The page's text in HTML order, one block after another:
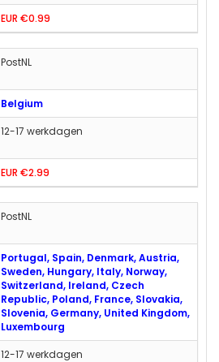
EUR €0.99
PostNL
Belgium
12-17 werkdagen
EUR €2.99
PostNL
Portugal, Spain, Denmark, Austria,
Sweden, Hungary, Italy, Norway,
Switzerland, Ireland, Czech
Republic, Poland, France, Slovakia,
Slovenia, Germany, United Kingdom,
Luxembourg
12-17 werkdagen